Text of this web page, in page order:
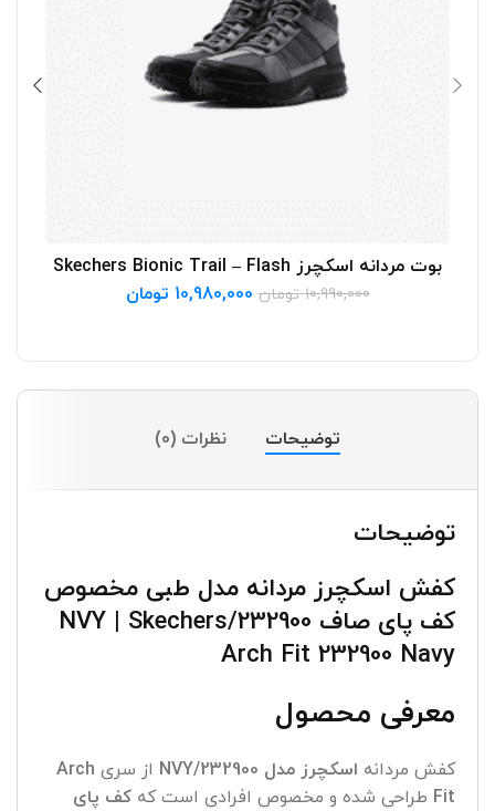
انتخاب گزینه هابوت مردانه اسکچرز Skechers Bionic Trail – Flash
10,990,000 تومان 10,980,000 تومان
توضیحات نظرات (0)
توضیحات
کفش اسکچرز مردانه مدل طبی مخصوص
کف پای صاف 232900/NVY | Skechers
Arch Fit 232900 Navy
معرفی محصول
کفش مردانه اسکچرز مدل 232900/NVY از سری Arch
Fit طراحی شده و مخصوص افرادی است که کف پای